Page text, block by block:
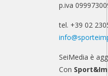
p.iva
tel. +39 02
SeiMedia è
Con